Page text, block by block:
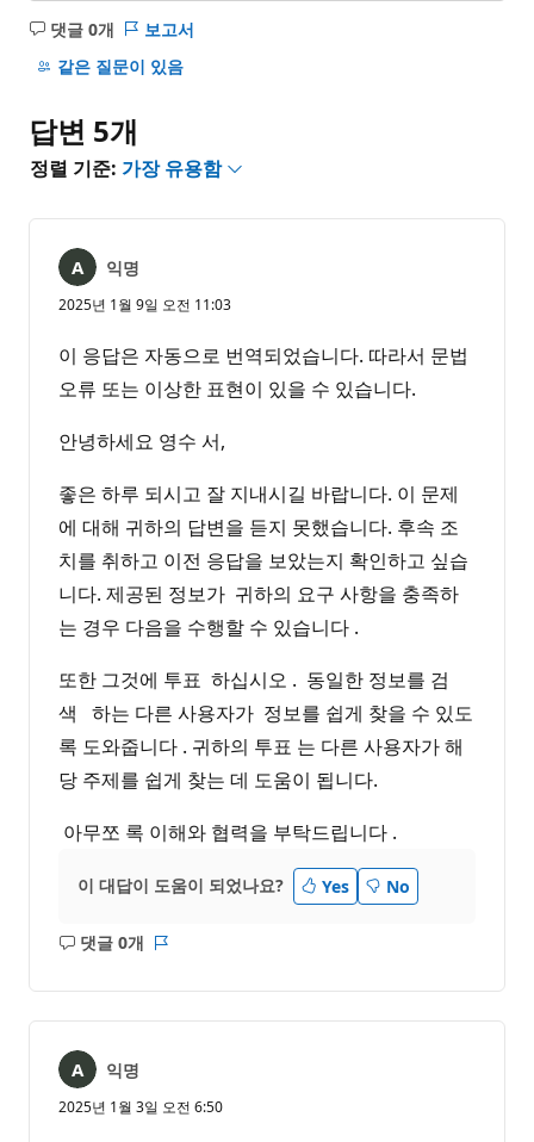
댓글 0개
설
명
음
보고서
같은 질문이 있음
답변 5개
정렬 기준: 가장 유용함
익명
2025년 1월 9일 오전 11:03
이 응답은 자동으로 번역되었습니다. 따라서 문법
오류 또는 이상한 표현이 있을 수 있습니다.
안녕하세요 영수 서,
좋은 하루 되시고 잘 지내시길 바랍니다. 이 문제
에 대해 귀하의 답변을 듣지 못했습니다. 후속 조
치를 취하고 이전 응답을 보았는지 확인하고 싶습
니다. 제공된 정보가 귀하의 요구 사항을 충족하
는 경우 다음을 수행할 수 있습니다 .
또한 그것에 투표 하십시오 . 동일한 정보를 검
색 하는 다른 사용자가 정보를 쉽게 찾을 수 있도
록 도와줍니다 . 귀하의 투표 는 다른 사용자가 해
당 주제를 쉽게 찾는 데 도움이 됩니다.
아무쪼 록 이해와 협력을 부탁드립니다 .
이 대답이 도움이 되었나요? Yes No
댓글 0개
설
음
익명
2025년 1월 3일 오전 6:50